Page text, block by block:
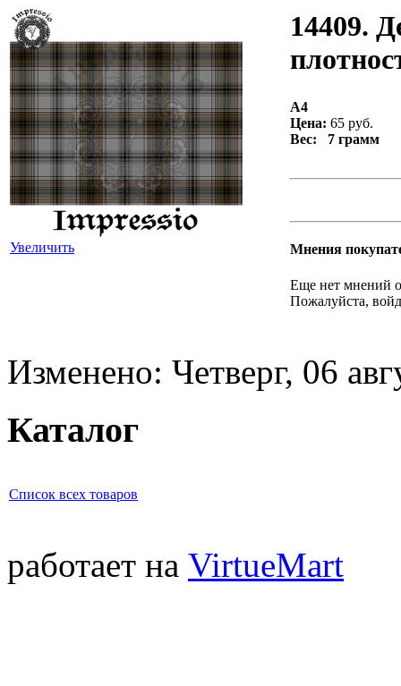
Увеличить
14409.
А4
Цена: 65 руб.
Вес: 7 грамм
Мнения
Еще нет мнений
Пожалуйста,
Изменено: Четверг, 06
Каталог
Список всех товаров
работает на VirtueMart